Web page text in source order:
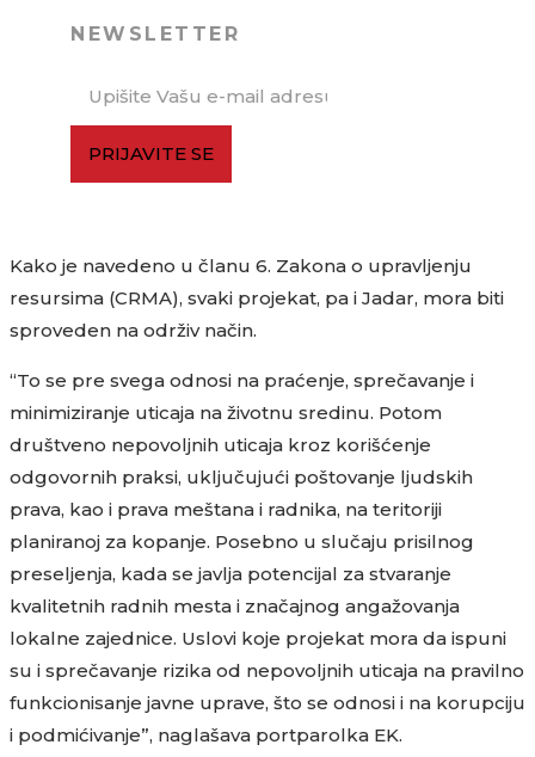
NEWSLETTER
PRIJAVITE SE
Kako je navedeno u članu 6. Zakona o upravljenju
resursima (CRMA), svaki projekat, pa i Jadar, mora biti
sproveden na održiv način.
“To se pre svega odnosi na praćenje, sprečavanje i
minimiziranje uticaja na životnu sredinu. Potom
društveno nepovoljnih uticaja kroz korišćenje
odgovornih praksi, uključujući poštovanje ljudskih
prava, kao i prava meštana i radnika, na teritoriji
planiranoj za kopanje. Posebno u slučaju prisilnog
preseljenja, kada se javlja potencijal za stvaranje
kvalitetnih radnih mesta i značajnog angažovanja
lokalne zajednice. Uslovi koje projekat mora da ispuni
su i sprečavanje rizika od nepovoljnih uticaja na pravilno
funkcionisanje javne uprave, što se odnosi i na korupciju
i podmićivanje”, naglašava portparolka EK.